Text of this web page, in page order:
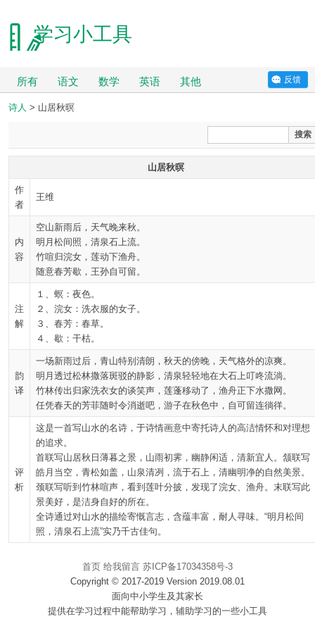
学习小工具
所有 语文 数学 英语 其他 反馈
诗人 > 山居秋暝
搜索
山居秋暝
作
者
王维
内
容
空山新雨后，天气晚来秋。
明月松间照，清泉石上流。
竹喧归浣女，莲动下渔舟。
随意春芳歇，王孙自可留。
注
解
１、螟：夜色。
２、浣女：洗衣服的女子。
３、春芳：春草。
４、歇：干枯。
韵
译
一场新雨过后，青山特别清朗，秋天的傍晚，天气格外的凉爽。
明月透过松林撒落斑驳的静影，清泉轻轻地在大石上叮咚流淌。
竹林传出归家洗衣女的谈笑声，莲蓬移动了，渔舟正下水撒网。
任凭春天的芳菲随时令消逝吧，游子在秋色中，自可留连徜徉。
评
析
这是一首写山水的名诗，于诗情画意中寄托诗人的高洁情怀和对理想
的追求。
首联写山居秋日薄暮之景，山雨初霁，幽静闲适，清新宜人。颔联写
皓月当空，青松如盖，山泉清冽，流于石上，清幽明净的自然美景。
颈联写听到竹林喧声，看到莲叶分披，发现了浣女、渔舟。末联写此
景美好，是洁身自好的所在。
全诗通过对山水的描绘寄慨言志，含蕴丰富，耐人寻味。“明月松间
照，清泉石上流”实乃千古佳句。
首页 给我留言 苏ICP备17034358号-3
Copyright © 2017-2019 Version 2019.08.01
面向中小学生及其家长
提供在学习过程中能帮助学习，辅助学习的一些小工具